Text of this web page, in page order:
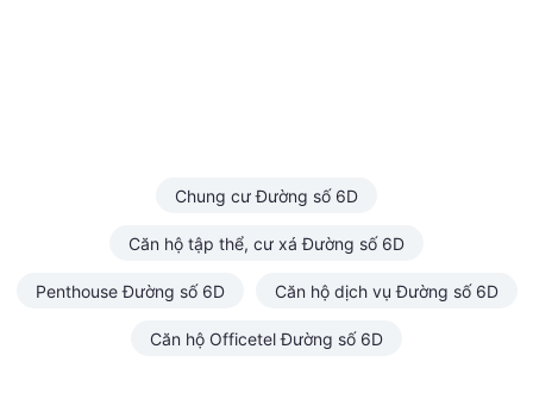
Chung cư Đường số 6D
Căn hộ tập thể, cư xá Đường số 6D
Penthouse Đường số 6D Căn hộ dịch vụ Đường số 6D
Căn hộ Officetel Đường số 6D